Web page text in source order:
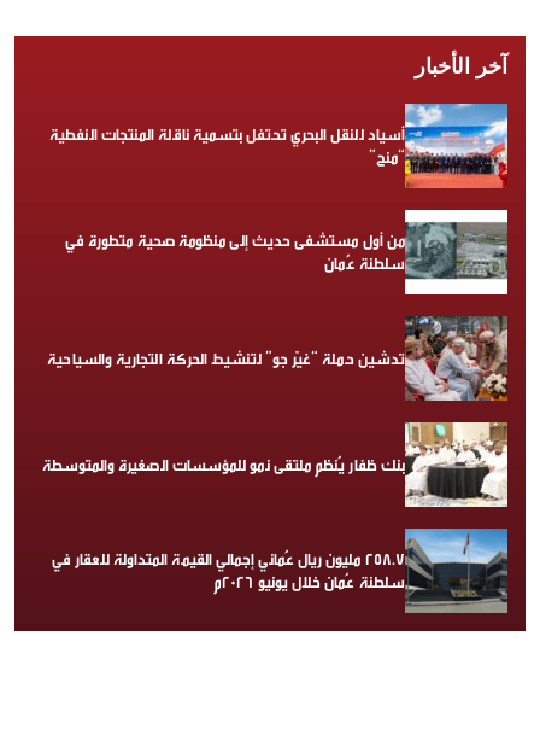
آخر الأخبار
أسياد للنقل البحري تحتفل بتسمية ناقلة المنتجات النفطية
“منح”
من أول مستشفى حديث إلى منظومة صحية متطورة في
سلطنة عُمان
تدشين حملة “غيّر جو” لتنشيط الحركة التجارية والسياحية
بنك ظفار يُنظم ملتقى نمو للمؤسسات الصغيرة والمتوسطة
258.7 مليون ريال عُماني إجمالي القيمة المتداولة للعقار في
سلطنة عُمان خلال يونيو 2026م